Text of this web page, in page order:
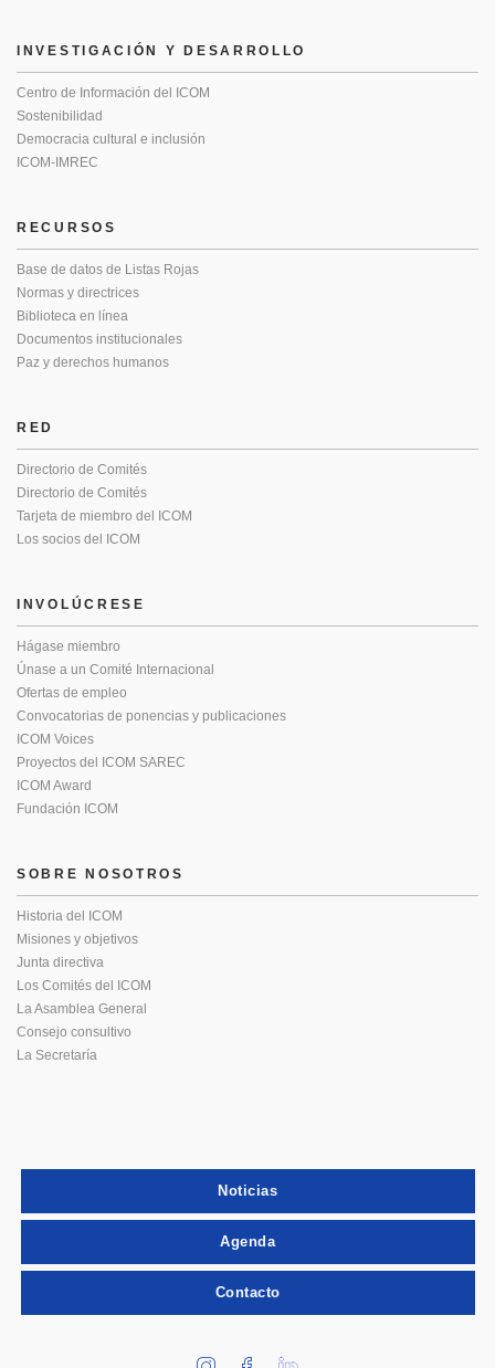
INVESTIGACIÓN Y DESARROLLO
Centro de Información del ICOM
Sostenibilidad
Democracia cultural e inclusión
ICOM-IMREC
RECURSOS
Base de datos de Listas Rojas
Normas y directrices
Biblioteca en línea
Documentos institucionales
Paz y derechos humanos
RED
Directorio de Comités
Directorio de Comités
Tarjeta de miembro del ICOM
Los socios del ICOM
INVOLÚCRESE
Hágase miembro
Únase a un Comité Internacional
Ofertas de empleo
Convocatorias de ponencias y publicaciones
ICOM Voices
Proyectos del ICOM SAREC
ICOM Award
Fundación ICOM
SOBRE NOSOTROS
Historia del ICOM
Misiones y objetivos
Junta directiva
Los Comités del ICOM
La Asamblea General
Consejo consultivo
La Secretaría
Noticias
Agenda
Contacto